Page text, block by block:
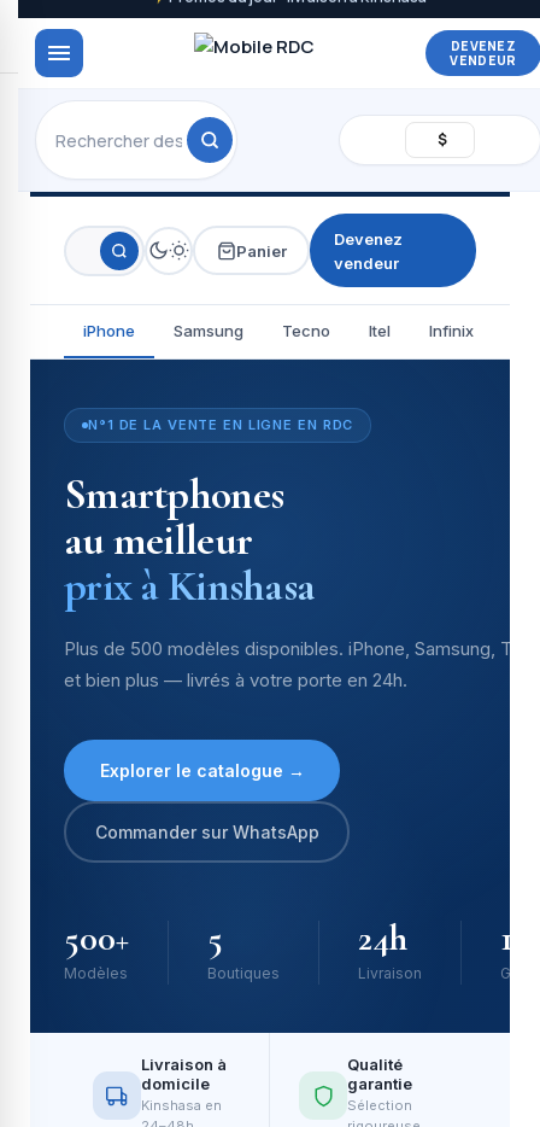
DEVENEZ
VENDEUR
$
Kinshasa
📞 +243 850 297
619
Devenez vendeur
Panier
Devenez
vendeur
iPhone Samsung Tecno Itel Infinix
N°1 DE LA VENTE EN LIGNE EN RDC
Smartphones
au meilleur
prix à Kinshasa
Plus de 500 modèles disponibles. iPhone, Samsung,
et bien plus — livrés à votre porte en 24h.
Explorer le catalogue →
Commander sur WhatsApp
500+
Modèles
5
Boutiques
24h
Livraison
Livraison à
domicile
Kinshasa en
Qualité
garantie
Sélection